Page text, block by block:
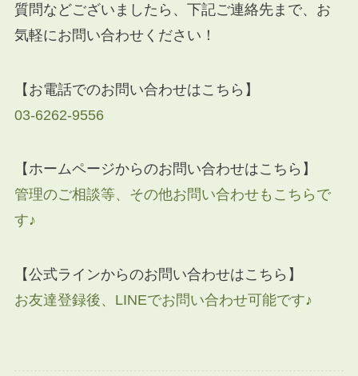
質問などございましたら、下記ご連絡先まで、お
気軽にお問い合わせください！
【お電話でのお問い合わせはこちら】
03-6262-9556
【ホームページからのお問い合わせはこちら】
管理のご相談等、その他お問い合わせもこちらで
す♪
【公式ラインからのお問い合わせはこちら】
お友達登録後、LINEでお問い合わせ可能です♪